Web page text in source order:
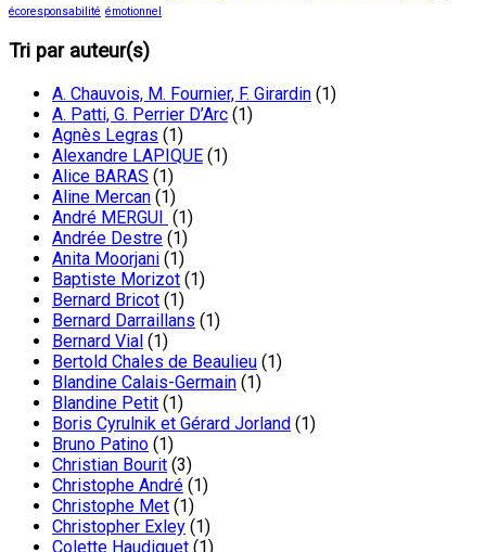
écoresponsabilité émotionnel
Tri par auteur(s)
A. Chauvois, M. Fournier, F. Girardin (1)
A. Patti, G. Perrier D’Arc (1)
Agnès Legras (1)
Alexandre LAPIQUE (1)
Alice BARAS (1)
Aline Mercan (1)
André MERGUI (1)
Andrée Destre (1)
Anita Moorjani (1)
Baptiste Morizot (1)
Bernard Bricot (1)
Bernard Darraillans (1)
Bernard Vial (1)
Bertold Chales de Beaulieu (1)
Blandine Calais-Germain (1)
Blandine Petit (1)
Boris Cyrulnik et Gérard Jorland (1)
Bruno Patino (1)
Christian Bourit (3)
Christophe André (1)
Christophe Met (1)
Christopher Exley (1)
Colette Haudiquet (1)